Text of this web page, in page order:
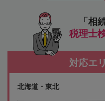
「相
税理士
対応エ
北海道・東北